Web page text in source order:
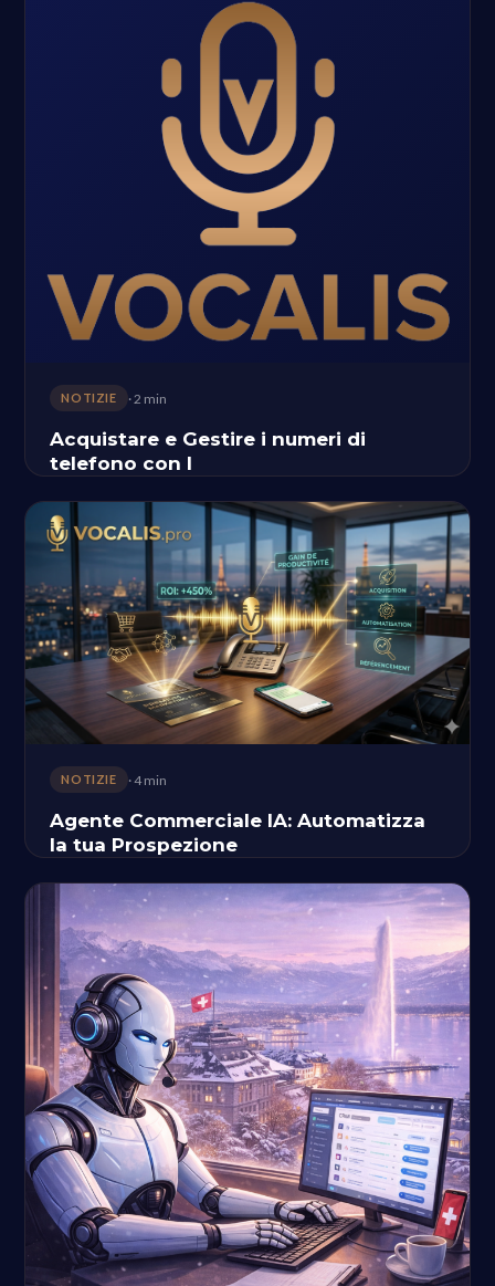
NOTIZIE · 2 min
Acquistare e Gestire i numeri di
telefono con l
NOTIZIE · 4 min
Agente Commerciale IA: Automatizza
la tua Prospezione